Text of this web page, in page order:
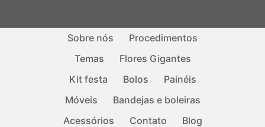
Sobre nós
Procedimentos
Temas
Flores Gigantes
Kit festa
Bolos
Painéis
Móveis
Bandejas e boleiras
Acessórios
Contato Blog